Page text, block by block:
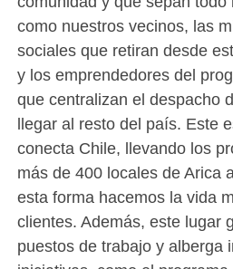
como nuestros vecinos, las
sociales que retiran desde
y los emprendedores del
que centralizan el despacho
llegar al resto del país. Este
conecta Chile, llevando los
más de 400 locales de Arica
esta forma hacemos la vida
clientes. Además, este lugar
puestos de trabajo y alberga